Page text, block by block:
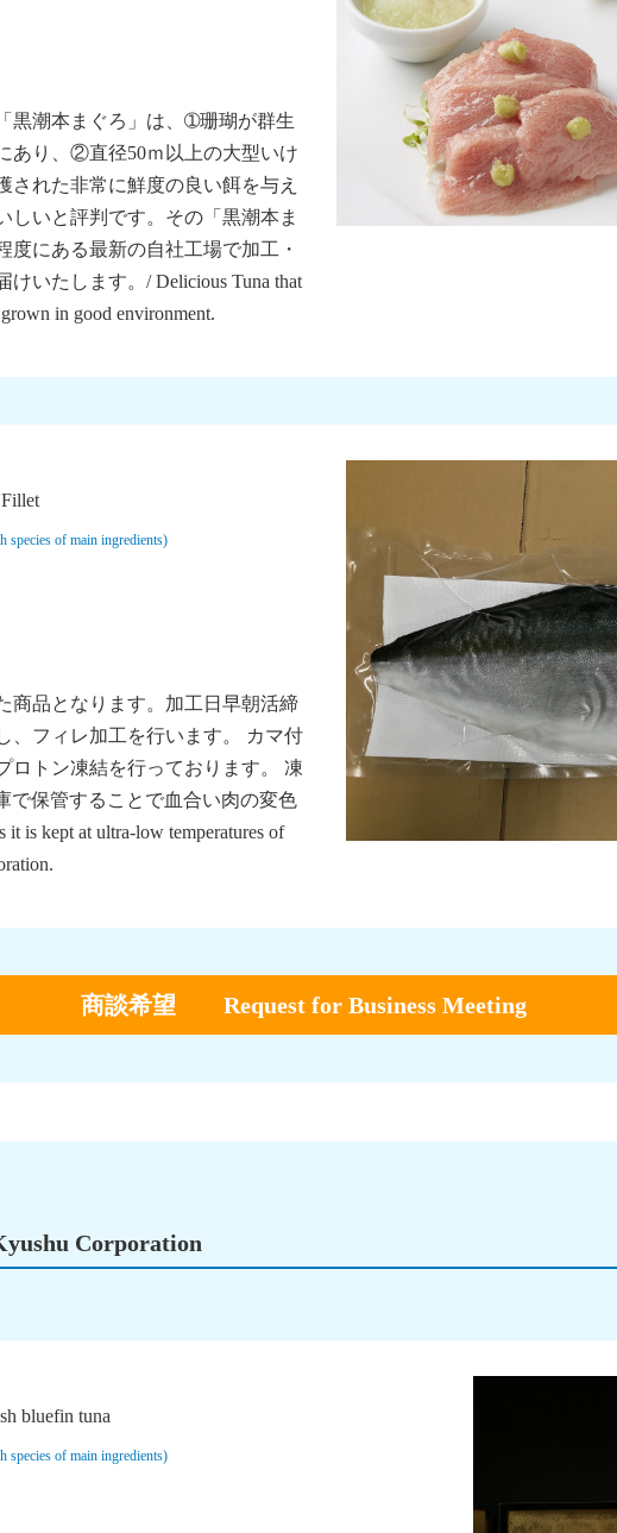
黒潮本まぐろ」は、➀珊瑚が群生
あり、②直径50ｍ以上の大型いけ
れた非常に鮮度の良い餌を与え
しいと評判です。その「黒潮本ま
度にある最新の自社工場で加工・
いたします。/ Delicious Tuna that
in good environment.
of main ingredients)
商品となります。加工日早朝活締
、フィレ加工を行います。 カマ付
ロトン凍結を行っております。 凍
保管することで血合い肉の変色
is kept at ultra-low temperatures of
商談希望 Request for Business Meeting
Corporation
bluefin tuna
of main ingredients)